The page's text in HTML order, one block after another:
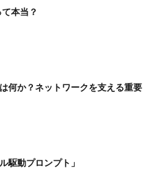
本当？
何か？ネットワークを支える重要
駆動プロンプト」